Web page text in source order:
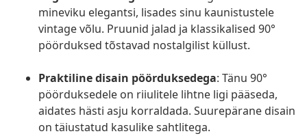
mineviku elegantsi, lisades sinu kaunistustele
vintage võlu. Pruunid jalad ja klassikalised 90°
pöörduksed tõstavad nostalgilist küllust.
Praktiline disain pöörduksedega: Tänu 90°
pöörduksedele on riiulitele lihtne ligi pääseda,
aidates hästi asju korraldada. Suurepärane disain
on täiustatud kasulike sahtlitega.